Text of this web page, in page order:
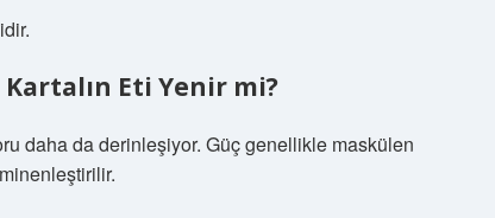
Eti Yenir mi?
daha da derinleşiyor. Güç genellikle maskülen